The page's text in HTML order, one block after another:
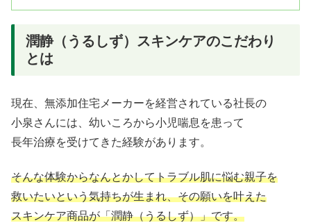
潤静（うるしず）スキンケアのこだわり
とは
現在、無添加住宅メーカーを経営されている社長の
小泉さんには、幼いころから小児喘息を患って
長年治療を受けてきた経験があります。
そんな体験からなんとかしてトラブル肌に悩む親子を
救いたいという気持ちが生まれ、その願いを叶えた
スキンケア商品が「潤静（うるしず）」です。